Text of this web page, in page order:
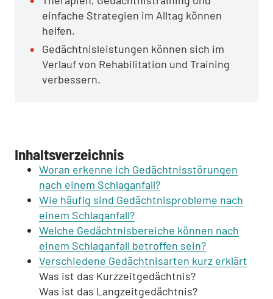
einfache Strategien im Alltag können
helfen.
Gedächtnisleistungen können sich im
Verlauf von Rehabilitation und Training
verbessern.
Inhaltsverzeichnis
Woran erkenne ich Gedächtnisstörungen
nach einem Schlaganfall?
Wie häufig sind Gedächtnisprobleme nach
einem Schlaganfall?
Welche Gedächtnisbereiche können nach
einem Schlaganfall betroffen sein?
Verschiedene Gedächtnisarten kurz erklärt
Was ist das Kurzzeitgedächtnis?
Was ist das Langzeitgedächtnis?